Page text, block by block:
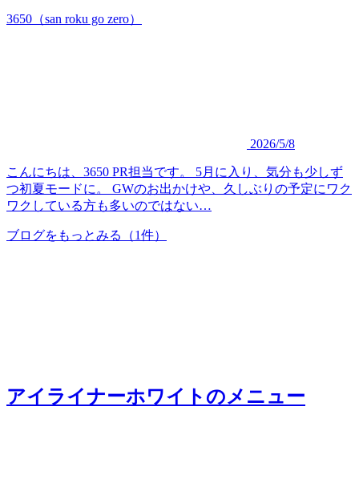
3650（san roku go zero）
2026/5/8
こんにちは、3650 PR担当です。 5月に入り、気分も少しず
つ初夏モードに。 GWのお出かけや、久しぶりの予定にワク
ワクしている方も多いのではない…
ブログをもっとみる （1件）
アイライナーホワイト のメニュー